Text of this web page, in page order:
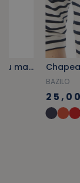
Sac banane en velours côtelé bleu marine
BAZILO